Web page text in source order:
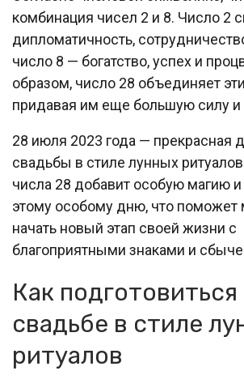
комбинация чисел 2 и 8. Число 2
дипломатичность,
число 8 — богатство, успех и
образом, число 28 объединяет
придавая им еще большую силу и
28 июля 2023 года — прекрасная
свадьбы в стиле лунных
числа 28 добавит особую магию и
этому особому дню, что
начать новый этап своей жизни с
благоприятными знаками и
Как подготовиться
свадьбе в стиле
ритуалов